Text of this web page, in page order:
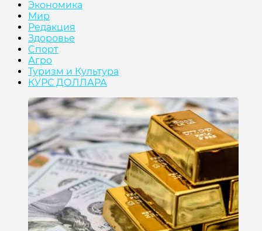
Экономика
Мир
Редакция
Здоровье
Cпорт
Агро
Туризм и Культура
КУРС ДОЛЛАРА